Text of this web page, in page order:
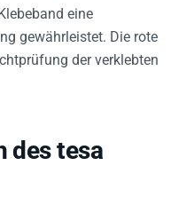
eine
gewährleistet. Die rote
der verklebten
des tesa